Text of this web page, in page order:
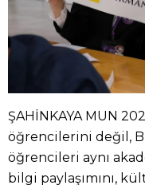
ŞAHİNKAYA MUN
öğrencilerini değil,
öğrencileri aynı
bilgi paylaşımını,